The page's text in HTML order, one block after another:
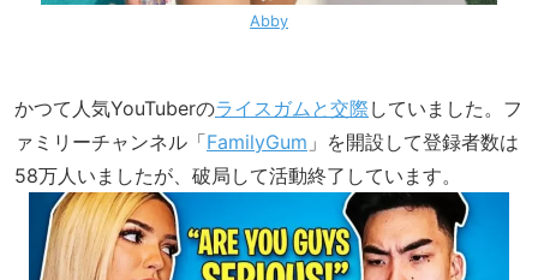
Abby
かつて人気YouTuberのライスガムと交際 していました。フ
ァミリーチャンネル「FamilyGum 」を開設して登録者数は
58万人いましたが、破局して活動終了しています。